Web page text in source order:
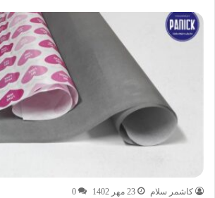
کاشمر سلام 23 مهر 1402 0